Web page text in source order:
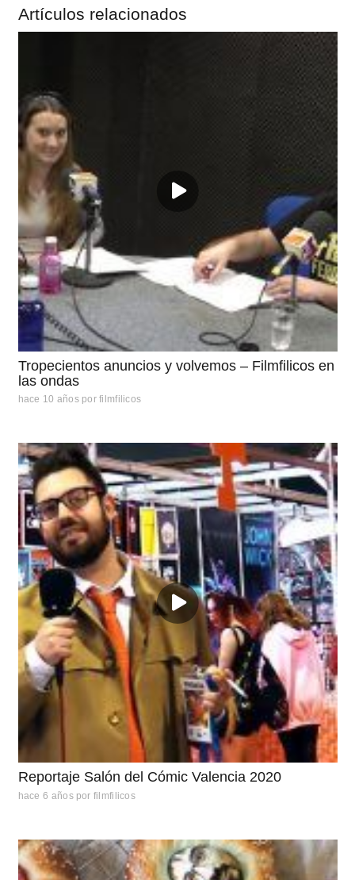
Artículos relacionados
Tropecientos anuncios y volvemos – Filmfilicos en
las ondas
hace 10 años por filmfilicos
Reportaje Salón del Cómic Valencia 2020
hace 6 años por filmfilicos